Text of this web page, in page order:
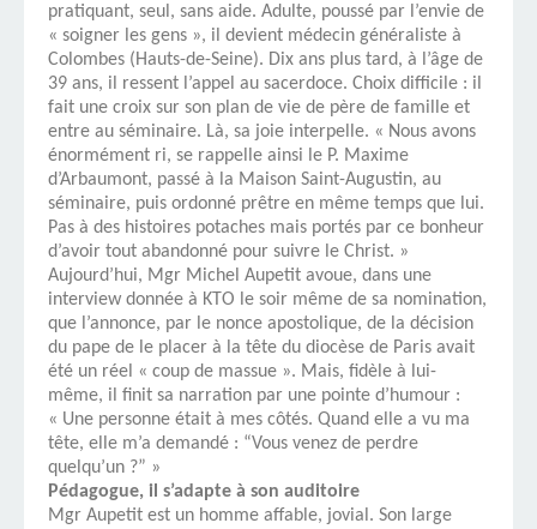
pratiquant, seul, sans aide. Adulte, poussé par l’envie de
« soigner les gens », il devient médecin généraliste à
Colombes (Hauts-de-Seine). Dix ans plus tard, à l’âge de
39 ans, il ressent l’appel au sacerdoce. Choix difficile : il
fait une croix sur son plan de vie de père de famille et
entre au séminaire. Là, sa joie interpelle. « Nous avons
énormément ri, se rappelle ainsi le P. Maxime
d’Arbaumont, passé à la Maison Saint-Augustin, au
séminaire, puis ordonné prêtre en même temps que lui.
Pas à des histoires potaches mais portés par ce bonheur
d’avoir tout abandonné pour suivre le Christ. »
Aujourd’hui, Mgr Michel Aupetit avoue, dans une
interview donnée à KTO le soir même de sa nomination,
que l’annonce, par le nonce apostolique, de la décision
du pape de le placer à la tête du diocèse de Paris avait
été un réel « coup de massue ». Mais, fidèle à lui-
même, il finit sa narration par une pointe d’humour :
« Une personne était à mes côtés. Quand elle a vu ma
tête, elle m’a demandé : “Vous venez de perdre
quelqu’un ?” »
Pédagogue, il s’adapte à son auditoire
Mgr Aupetit est un homme affable, jovial. Son large